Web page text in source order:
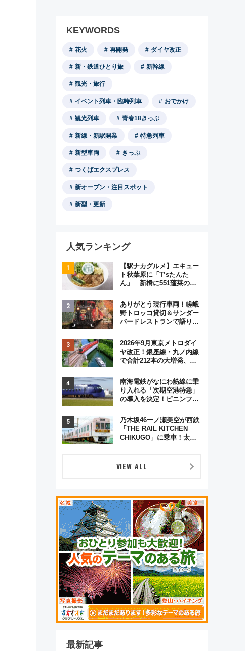
KEYWORDS
花火 再開発 ダイヤ改正
新・鉄道ひとり旅 新幹線
観光・旅行
イベント列車・臨時列車 おでかけ
観光列車 青春18きっぷ
新線・新駅開業 特急列車
新型車両 きっぷ
つくばエクスプレス
新オープン・注目スポット
新型・更新
人気ランキング
【駅ナカグルメ】エキュー
ト秋葉原に「T’sたんた
ん」 新橋に551蓬莱の
オムライス専門店「肉とた
まご」新グルメ続々登場！
【2026年8月】
ありがとう現行車両！嵯峨
野トロッコ貸切＆サンダー
バードレストランで語り合
原トシヒロと行く！9月13
日「京都の鉄道満喫ツア
ー」開催
2026年9月東京メトロダイ
ヤ改正！銀座線・丸ノ内線
で合計212本の大増発、混
南海電鉄がなにわ筋線に乗
り入れる「次期空港特急」
の導入を決定！ピニンファ
デザイン
乃木坂46一ノ瀬美空が西鉄
「THE RAIL KITCHEN
CHIKUGO」に乗車！太宰
VIEW ALL
最新記事